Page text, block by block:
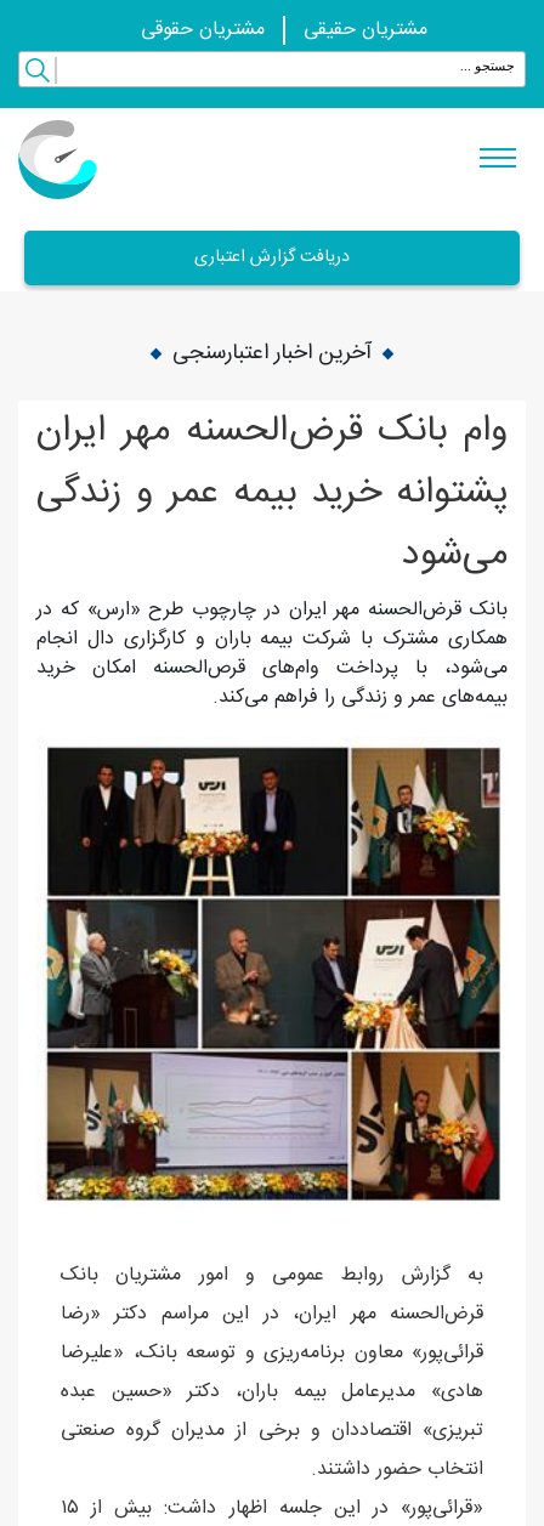
مشتریان حقیقی مشتریان حقوقی
دریافت گزارش اعتباری
آخرین اخبار اعتبارسنجی
وام بانک قرض‌الحسنه مهر ایران
پشتوانه خرید بیمه عمر و زندگی
می‌شود
بانک‌ قرض‌الحسنه مهر ایران در چارچوب طرح «ارس» که در
همکاری مشترک با شرکت بیمه باران و کارگزاری دال انجام
می‌شود، با پرداخت وام‌های قرص‌الحسنه امکان خرید
بیمه‌های عمر و زندگی را فراهم می‌کند.
به گزارش روابط ‌عمومی و امور مشتریان بانک
قرض‌الحسنه مهر ایران، در این مراسم دکتر «رضا
قرائی‌پور» معاون برنامه‌ریزی و توسعه بانک، «علیرضا
هادی» مدیرعامل بیمه باران، دکتر «حسین عبده
تبریزی» اقتصاددان و برخی از مدیران گروه صنعتی
انتخاب حضور داشتند.
«قرائی‌پور» در این جلسه اظهار داشت: بیش‌ از ۱۵